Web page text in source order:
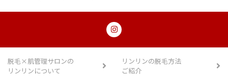
脱毛×肌管理サロンの
リンリンについて
リンリンの脱毛方法
ご紹介